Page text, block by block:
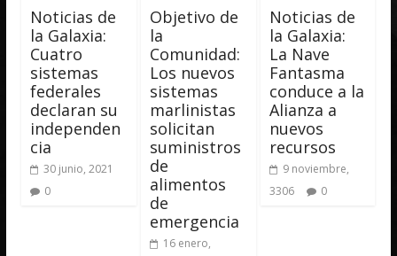
Noticias de
la Galaxia:
Cuatro
sistemas
federales
declaran su
independen
cia
30 junio, 2021
0
Objetivo de
la
Comunidad:
Los nuevos
sistemas
marlinistas
solicitan
suministros
de
alimentos
de
emergencia
16 enero,
Noticias de
la Galaxia:
La Nave
Fantasma
conduce a la
Alianza a
nuevos
recursos
9 noviembre,
3306
0